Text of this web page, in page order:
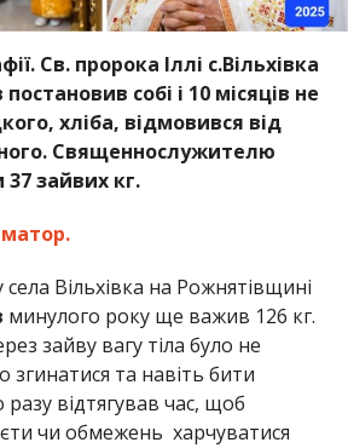
Св. пророка Іллі с.Вільхівка
собі і 10 місяців не
хліба, відмовився від
Священнослужителю
зайвих кг.
Вільхівка на Рожнятівщині
минулого року ще важив 126 кг.
зайву вагу тіла було не
та навіть бити
відтягував час, щоб
чи обмежень харчуватися